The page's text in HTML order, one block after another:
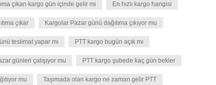
çıkan kargo gün içinde gelir mi En hızlı kargo hangisi
çıkar Kargolar Pazar günü dağıtıma çıkıyor mu
teslimat yapar mı PTT kargo bugün açık mı
günleri çalışıyor mu PTT kargo şubede kaç gün bekler
mu Taşımada olan kargo ne zaman gelir PTT